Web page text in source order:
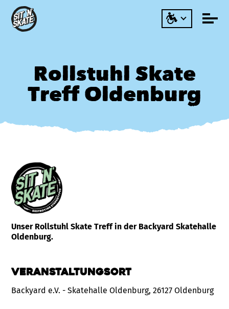
Rollstuhl Skate
Treff Oldenburg
Unser Rollstuhl Skate Treff in der Backyard Skatehalle
Oldenburg.
Veranstaltungsort
Backyard e.V. - Skatehalle Oldenburg, 26127 Oldenburg